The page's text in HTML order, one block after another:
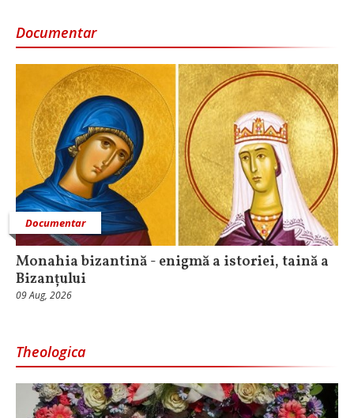
Documentar
Documentar
Monahia bizantină - enigmă a istoriei, taină a
Bizanțului
09 Aug, 2026
Theologica